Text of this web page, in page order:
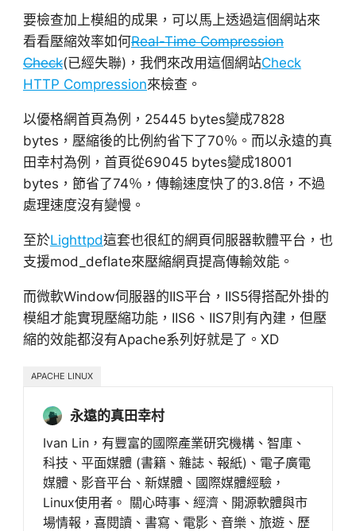
要檢查加上模組的成果，可以馬上透過這個網站來
看看壓縮效率如何Real-Time Compression
Check(已經失聯)，我們來改用這個網站Check
HTTP Compression來檢查。
以優格網首頁為例，25445 bytes變成7828
bytes，壓縮後的比例約省下了70％。而以永遠的真
田幸村為例，首頁從69045 bytes變成18001
bytes，節省了74％，傳輸速度快了的3.8倍，不過
處理速度沒有變慢。
至於Lighttpd這套也很紅的網頁伺服器軟體平台，也
支援mod_deflate來壓縮網頁提高傳輸效能。
而微軟Window伺服器的IIS平台，IIS5得搭配外掛的
模組才能實現壓縮功能，IIS6、IIS7則有內建，但壓
縮的效能都沒有Apache系列好就是了。XD
APACHE LINUX
永遠的真田幸村
Ivan Lin，有豐富的國際產業研究機構、智庫、
科技、平面媒體 (書籍、雜誌、報紙)、電子廣電
媒體、影音平台、新媒體、國際媒體經驗，
Linux使用者。 關心時事、經濟、開源軟體與市
場情報，喜閱讀、書寫、電影、音樂、旅遊、歷